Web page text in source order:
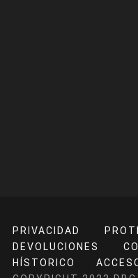
PRIVACIDAD
DEVOLUCIONES
HÍSTORICO